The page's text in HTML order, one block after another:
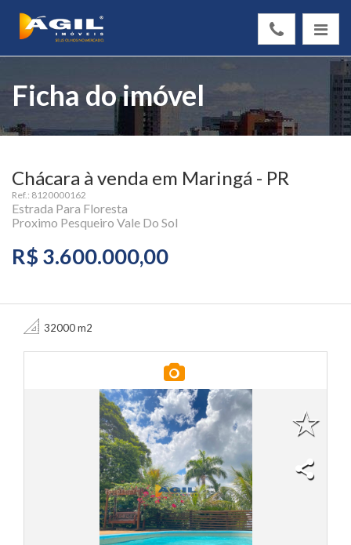
Ficha do imóvel
Chácara à venda em Maringá - PR
Ref.: 8120000162
Estrada Para Floresta
Proximo Pesqueiro Vale Do Sol
R$ 3.600.000,00
32000 m2